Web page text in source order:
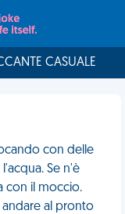
CASUALE
con delle
Se n'è
con il moccio.
al pronto